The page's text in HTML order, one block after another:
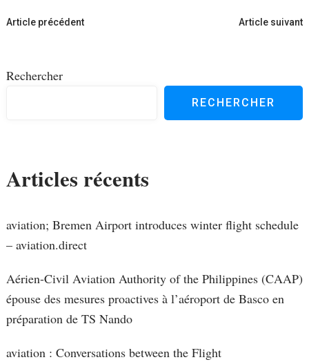
Navigation
Article précédent Article suivant
Rechercher
RECHERCHER
Articles récents
aviation; Bremen Airport introduces winter flight schedule
– aviation.direct
Aérien-Civil Aviation Authority of the Philippines (CAAP)
épouse des mesures proactives à l’aéroport de Basco en
préparation de TS Nando
aviation : Conversations between the Flight